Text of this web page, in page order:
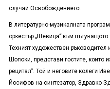
случай Освобождението.
В литературно-музикалната
оркестър „Шевица” към
Техният художествен
Шопски, представи гостите, които
рецитал”. Той и неговите колеги
Йосифов на синтезатор, Здравко